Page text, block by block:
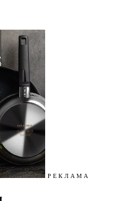
Р Е К Л А М А